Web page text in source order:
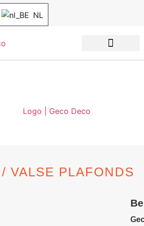
NL
VALSE PLAFONDS